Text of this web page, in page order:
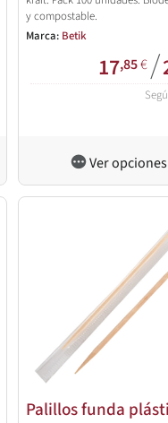
y compostable.
Marca: Betik
17,85€/
Ver opciones
Palillos funda